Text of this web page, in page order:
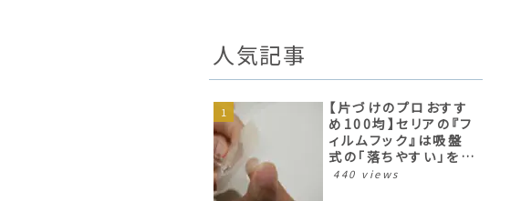
人気記事
【片づけのプロおすす
め100均】セリアの『フ
ィルムフック』は吸盤
式の「落ちやすい」を解
消したすぐれモノ！
440 views